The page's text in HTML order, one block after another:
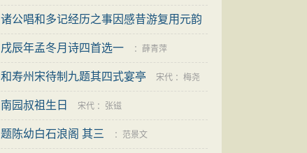
诸公唱和多记经历之事因感昔游复用元韵
凡三 宋代：苏颂
戌辰年孟冬月诗四首选一 ： 薛青萍
和寿州宋待制九题其四式宴亭 宋代 ： 梅尧
臣
南园叔祖生日 宋代 ： 张镃
题陈幼白石浪阁 其三 ： 范景文